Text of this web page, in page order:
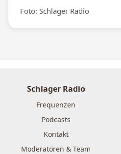
Foto: Schlager Radio
Schlager Radio
Frequenzen
Podcasts
Kontakt
Moderatoren & Team